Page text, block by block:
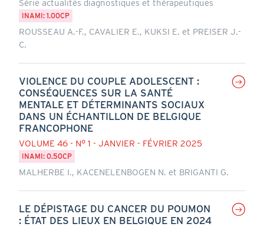
Série actualités diagnostiques et thérapeutiques
INAMI: 1.00CP
ROUSSEAU A.-F., CAVALIER E., KUKSI E. et PREISER J.-
C.
VIOLENCE DU COUPLE ADOLESCENT :
CONSÉQUENCES SUR LA SANTÉ
MENTALE ET DÉTERMINANTS SOCIAUX
DANS UN ÉCHANTILLON DE BELGIQUE
FRANCOPHONE
VOLUME 46 - N° 1 - JANVIER - FÉVRIER 2025
INAMI: 0.50CP
MALHERBE I., KACENELENBOGEN N. et BRIGANTI G.
LE DÉPISTAGE DU CANCER DU POUMON
: ÉTAT DES LIEUX EN BELGIQUE EN 2024